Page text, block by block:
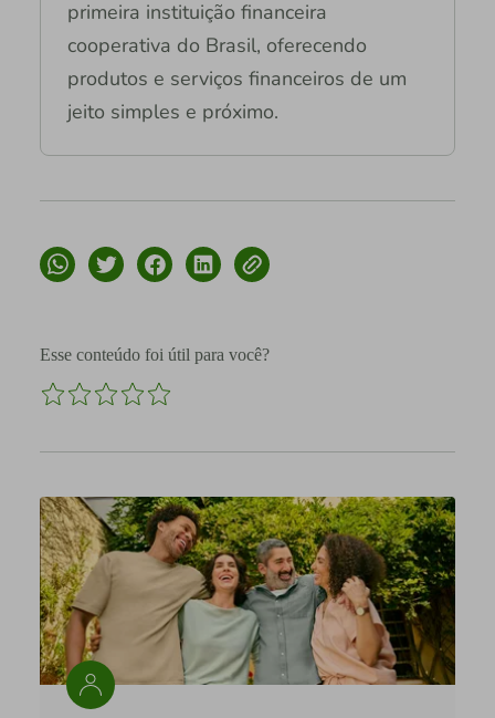
primeira instituição financeira
cooperativa do Brasil, oferecendo
produtos e serviços financeiros de um
jeito simples e próximo.
Esse conteúdo foi útil para você?